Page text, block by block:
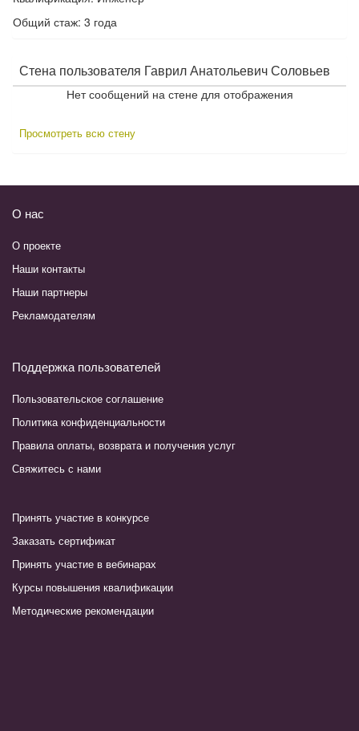
Общий стаж: 3 года
Стена пользователя Гаврил Анатольевич Соловьев
Нет сообщений на стене для отображения
Просмотреть всю стену
О нас
О проекте
Наши контакты
Наши партнеры
Рекламодателям
Поддержка пользователей
Пользовательское соглашение
Политика конфиденциальности
Правила оплаты, возврата и получения услуг
Свяжитесь с нами
Принять участие в конкурсе
Заказать сертификат
Принять участие в вебинарах
Курсы повышения квалификации
Методические рекомендации